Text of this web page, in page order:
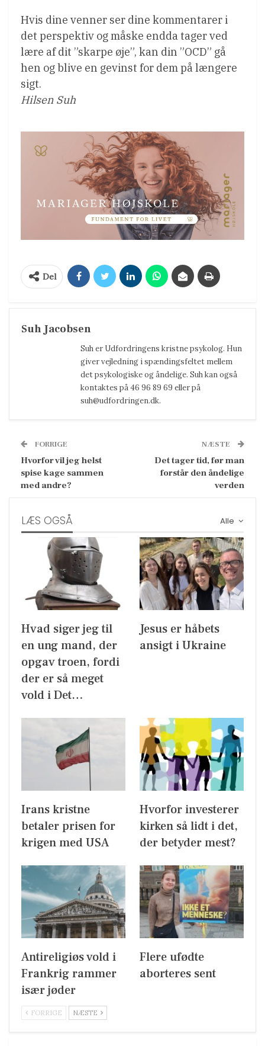
Hvis dine venner ser dine kommentarer i
det perspektiv og måske endda tager ved
lære af dit ”skarpe øje”, kan din ”OCD” gå
hen og blive en gevinst for dem på længere
sigt.
Hilsen Suh
Del
Suh Jacobsen
Suh er Udfordringens kristne psykolog. Hun
giver vejledning i spændingsfeltet mellem
det psykologiske og åndelige. Suh kan også
kontaktes på 46 96 89 69 eller på
suh@udfordringen.dk.
FORRIGE
Hvorfor vil jeg helst
spise kage sammen
med andre?
NÆSTE
Det tager tid, før man
forstår den åndelige
verden
Alle
LÆS OGSÅ
Hvad siger jeg til
en ung mand, der
opgav troen, fordi
der er så meget
vold i Det…
Jesus er håbets
ansigt i Ukraine
Irans kristne
betaler prisen for
krigen med USA
Hvorfor investerer
kirken så lidt i det,
der betyder mest?
Antireligiøs vold i
Frankrig rammer
især jøder
Flere ufødte
aborteres sent
FORRIGE NÆSTE